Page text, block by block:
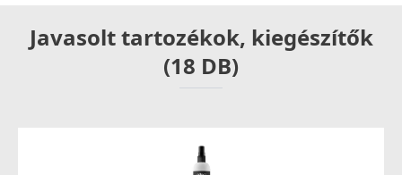
Javasolt tartozékok, kiegészítők
(18 DB)